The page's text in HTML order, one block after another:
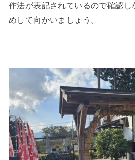
作法が表記されているので確認し
めして向かいましょう。